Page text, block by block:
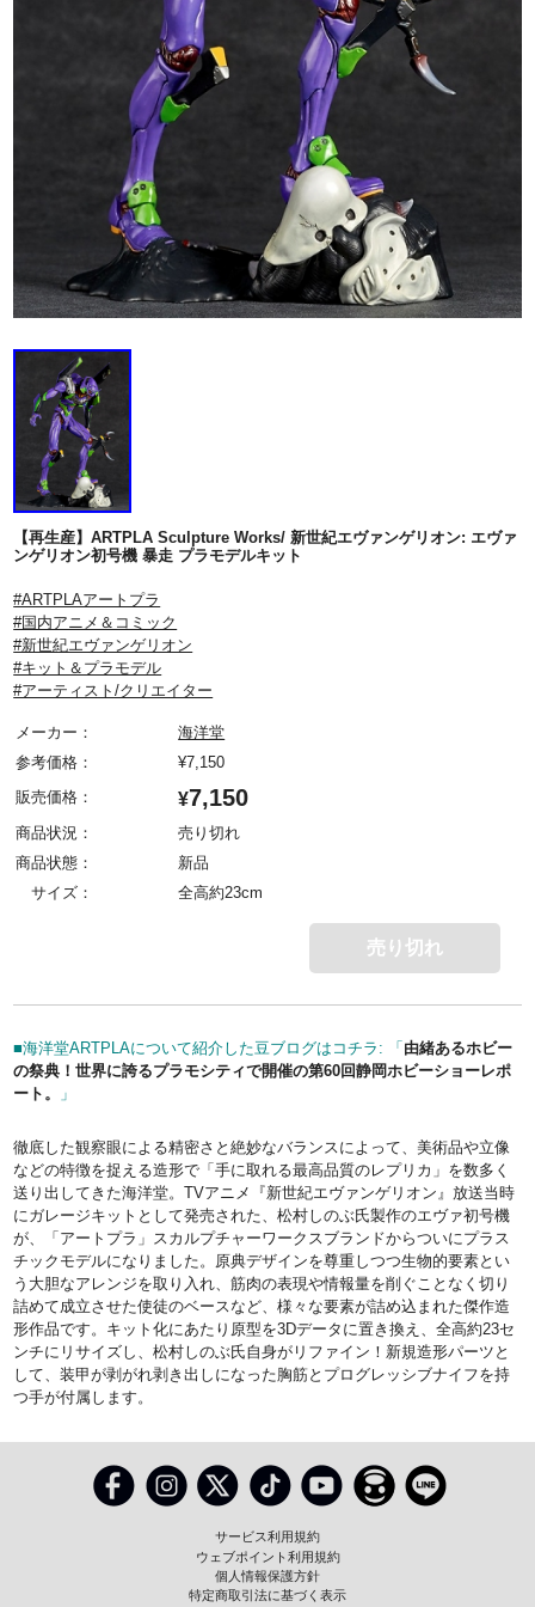
【再生産】ARTPLA Sculpture Works/ 新世紀エヴァンゲリオン: エヴァ
ンゲリオン初号機 暴走 プラモデルキット
#ARTPLAアートプラ
#国内アニメ＆コミック
#新世紀エヴァンゲリオン
#キット＆プラモデル
#アーティスト/クリエイター
メーカー：
海洋堂
参考価格：
¥7,150
販売価格：
¥7,150
商品状況：
売り切れ
商品状態：
新品
サイズ：
全高約23cm
売り切れ
■海洋堂ARTPLAについて紹介した豆ブログはコチラ: 「 由緒あるホビー
の祭典！世界に誇るプラモシティで開催の第60回静岡ホビーショーレポ
ート。
」
徹底した観察眼による精密さと絶妙なバランスによって、美術品や立像
などの特徴を捉える造形で「手に取れる最高品質のレプリカ」を数多く
送り出してきた海洋堂。TVアニメ『新世紀エヴァンゲリオン』放送当時
にガレージキットとして発売された、松村しのぶ氏製作のエヴァ初号機
が、「アートプラ」スカルプチャーワークスブランドからついにプラス
チックモデルになりました。原典デザインを尊重しつつ生物的要素とい
う大胆なアレンジを取り入れ、筋肉の表現や情報量を削ぐことなく切り
詰めて成立させた使徒のベースなど、様々な要素が詰め込まれた傑作造
形作品です。キット化にあたり原型を3Dデータに置き換え、全高約23セ
ンチにリサイズし、松村しのぶ氏自身がリファイン！新規造形パーツと
して、装甲が剥がれ剥き出しになった胸筋とプログレッシブナイフを持
つ手が付属します。
サービス利用規約
ウェブポイント利用規約
個人情報保護方針
特定商取引法に基づく表示